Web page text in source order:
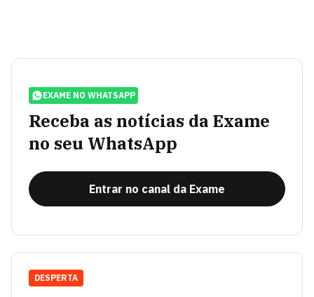
EXAME NO WHATSAPP
Receba as notícias da Exame
no seu WhatsApp
Entrar no canal da Exame
DESPERTA